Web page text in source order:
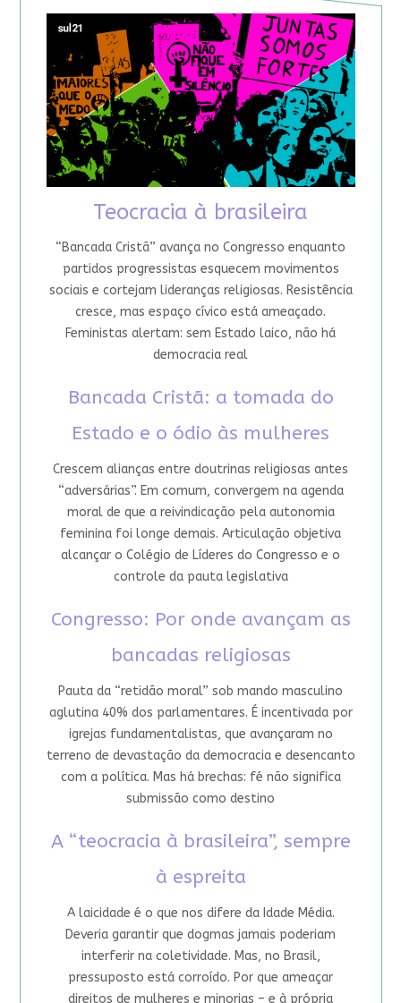
Teocracia à brasileira
“Bancada Cristã” avança no Congresso enquanto
partidos progressistas esquecem movimentos
sociais e cortejam lideranças religiosas. Resistência
cresce, mas espaço cívico está ameaçado.
Feministas alertam: sem Estado laico, não há
democracia real
Bancada Cristã: a tomada do
Estado e o ódio às mulheres
Crescem alianças entre doutrinas religiosas antes
“adversárias”. Em comum, convergem na agenda
moral de que a reivindicação pela autonomia
feminina foi longe demais. Articulação objetiva
alcançar o Colégio de Líderes do Congresso e o
controle da pauta legislativa
Congresso: Por onde avançam as
bancadas religiosas
Pauta da “retidão moral” sob mando masculino
aglutina 40% dos parlamentares. É incentivada por
igrejas fundamentalistas, que avançaram no
terreno de devastação da democracia e desencanto
com a política. Mas há brechas: fé não significa
submissão como destino
A “teocracia à brasileira”, sempre
à espreita
A laicidade é o que nos difere da Idade Média.
Deveria garantir que dogmas jamais poderiam
interferir na coletividade. Mas, no Brasil,
pressuposto está corroído. Por que ameaçar
direitos de mulheres e minorias – e à própria